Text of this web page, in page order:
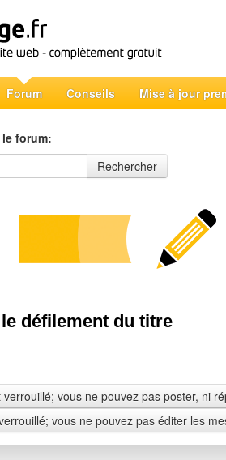
Forum Conseils Mise à jour
forum:
Rechercher
défilement du titre
vous ne pouvez pas poster, ni
vous ne pouvez pas éditer les